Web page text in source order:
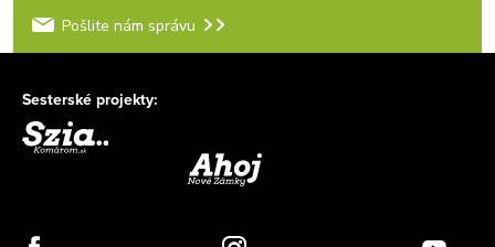
Pošlite nám správu
Sesterské projekty: